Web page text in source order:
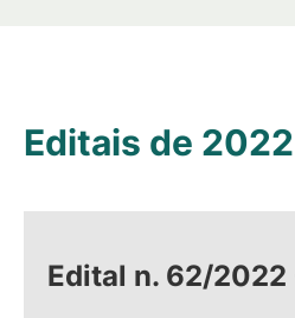
Editais de 2022
Edital n. 62/2022